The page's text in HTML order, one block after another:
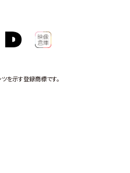
を示す登録商標です。